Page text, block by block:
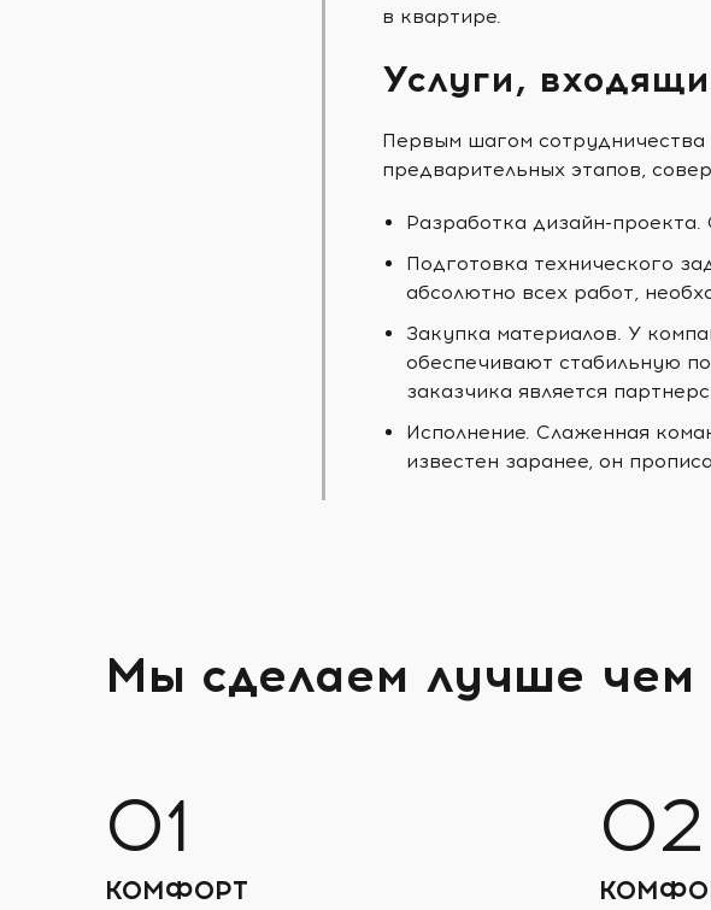
в квартире.
Услуги,
Первым шагом сотрудничества
предварительных этапов,
Разработка дизайн-
Подготовка технического
абсолютно всех работ,
Закупка материалов. У
обеспечивают стабильную
заказчика является
Исполнение. Слаженная
известен заранее, он
Мы сделаем лучше чем
КОМФОРТ